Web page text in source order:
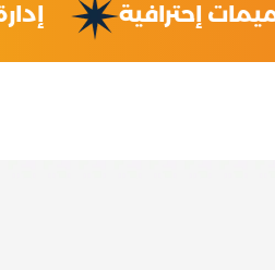
تصميمات إحترافية